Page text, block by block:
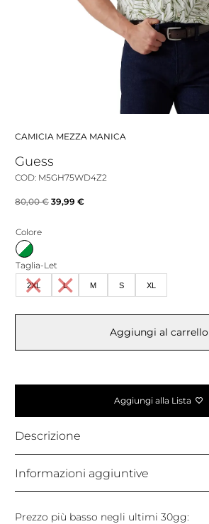
CAMICIA MEZZA MANICA
Guess
COD: M5GH75WD4Z2
80,00€ Il
era:
80,00 €.
39,99 €Il
39,99 €.
Colore
Taglia-Let
2XL L M S XL
Aggiungi al carrello
Aggiungi alla Lista
Descrizione
Informazioni aggiuntive
Prezzo più basso negli ultimi 30gg: